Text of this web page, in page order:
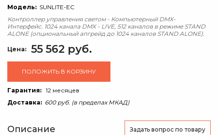
Модель: SUNLITE-EC
Контроллер управления светом - Компьютерный DMX-
Интерфейс. 1024 канала DMX - LIVE, 512 каналов в режиме STAND
ALONE (опциональный апгрейд до 1024 каналов STAND ALONE).
Цена: 55 562 руб.
ПОЛОЖИТЬ В КОРЗИНУ
Гарантия: 12 месяцев
Доставка: 600 руб. (в пределах МКАД)
Описание Задать вопрос по товару